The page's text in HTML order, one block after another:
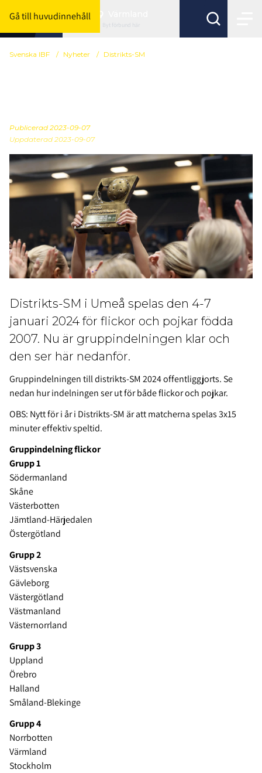
Gå till huvudinnehåll
Byt förbund här
Svenska IBF / Nyheter / Distrikts-SM
Publicerad 2023-09-07
Uppdaterad 2023-09-07
Distrikts-SM i Umeå spelas den 4-7
januari 2024 för flickor och pojkar födda
2007. Nu är gruppindelningen klar och
den ser här nedanför.
Gruppindelningen till distrikts-SM 2024 offentliggjorts. Se
nedan hur indelningen ser ut för både flickor och pojkar.
OBS: Nytt för i år i Distrikts-SM är att matcherna spelas 3x15
minuter effektiv speltid.
Gruppindelning flickor
Grupp 1
Södermanland
Skåne
Västerbotten
Jämtland-Härjedalen
Östergötland
Grupp 2
Västsvenska
Gävleborg
Västergötland
Västmanland
Västernorrland
Grupp 3
Uppland
Örebro
Halland
Småland-Blekinge
Grupp 4
Norrbotten
Värmland
Stockholm